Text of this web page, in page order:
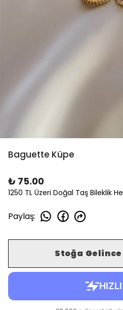
Baguette Küpe
₺ 75.00
1250 TL Üzeri Doğal Taş Bileklik
Paylaş:
Stoğa